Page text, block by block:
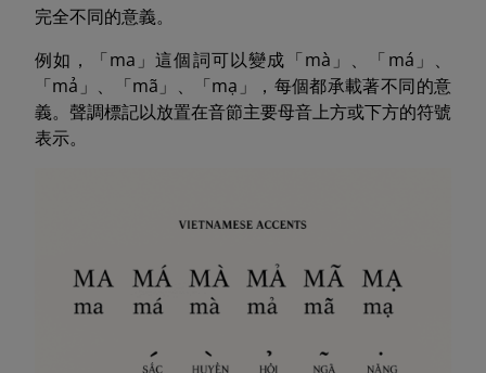
完全不同的意義。
例如，「ma」這個詞可以變成「mà」、「má」、
「mả」、「mã」、「mạ」，每個都承載著不同的意
義。聲調標記以放置在音節主要母音上方或下方的符號
表示。